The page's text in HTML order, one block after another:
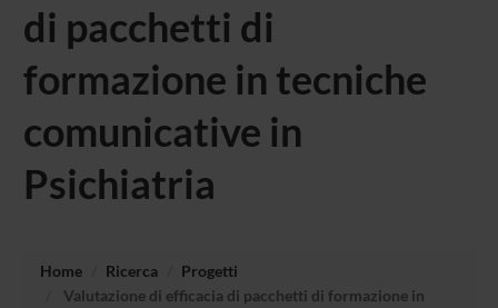
di pacchetti di
formazione in tecniche
comunicative in
Psichiatria
Home Ricerca
Progetti
Valutazione di efficacia di pacchetti di formazione in